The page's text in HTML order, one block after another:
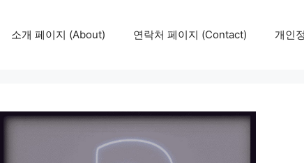
소개 페이지 (About) 연락처 페이지 (Contact) 개인